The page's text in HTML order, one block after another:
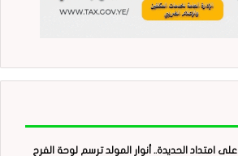
على امتداد الحديدة.. أنوار المولد ترسم لوحة الفرح